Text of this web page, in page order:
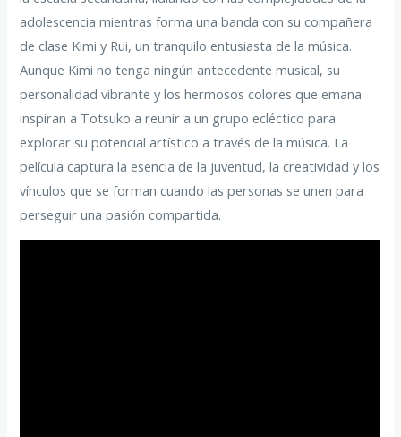
adolescencia mientras forma una banda con su compañera
de clase Kimi y Rui, un tranquilo entusiasta de la música.
Aunque Kimi no tenga ningún antecedente musical, su
personalidad vibrante y los hermosos colores que emana
inspiran a Totsuko a reunir a un grupo ecléctico para
explorar su potencial artístico a través de la música. La
película captura la esencia de la juventud, la creatividad y los
vínculos que se forman cuando las personas se unen para
perseguir una pasión compartida.